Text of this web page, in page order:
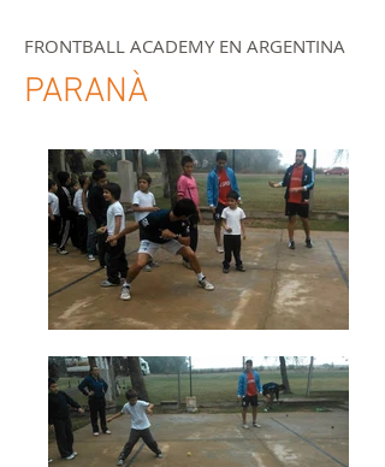
FRONTBALL ACADEMY EN ARGENTINA
PARANÀ